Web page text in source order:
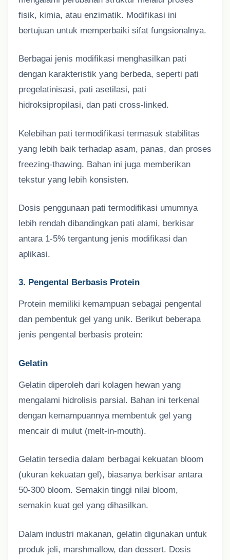
fisik, kimia, atau enzimatik. Modifikasi ini
bertujuan untuk memperbaiki sifat fungsionalnya.
Berbagai jenis modifikasi menghasilkan pati
dengan karakteristik yang berbeda, seperti pati
pregelatinisasi, pati asetilasi, pati
hidroksipropilasi, dan pati cross-linked.
Kelebihan pati termodifikasi termasuk stabilitas
yang lebih baik terhadap asam, panas, dan proses
freezing-thawing. Bahan ini juga memberikan
tekstur yang lebih konsisten.
Dosis penggunaan pati termodifikasi umumnya
lebih rendah dibandingkan pati alami, berkisar
antara 1-5% tergantung jenis modifikasi dan
aplikasi.
3. Pengental Berbasis Protein
Protein memiliki kemampuan sebagai pengental
dan pembentuk gel yang unik. Berikut beberapa
jenis pengental berbasis protein:
Gelatin
Gelatin diperoleh dari kolagen hewan yang
mengalami hidrolisis parsial. Bahan ini terkenal
dengan kemampuannya membentuk gel yang
mencair di mulut (melt-in-mouth).
Gelatin tersedia dalam berbagai kekuatan bloom
(ukuran kekuatan gel), biasanya berkisar antara
50-300 bloom. Semakin tinggi nilai bloom,
semakin kuat gel yang dihasilkan.
Dalam industri makanan, gelatin digunakan untuk
produk jeli, marshmallow, dan dessert. Dosis